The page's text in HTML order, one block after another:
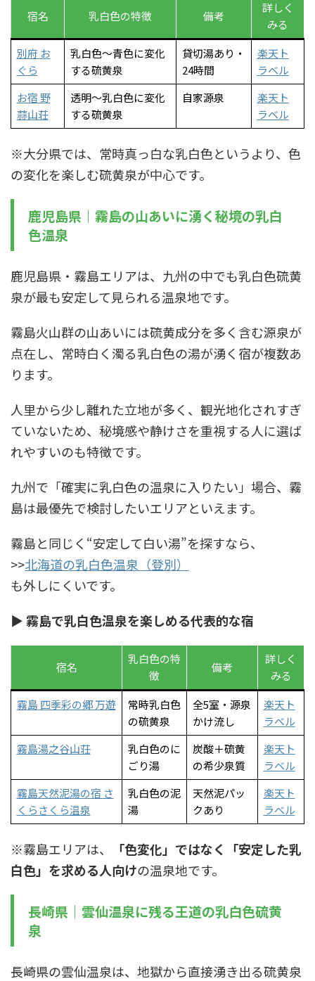
宿名 乳白色の特徴 備考
詳しく
みる
別府 お
ぐら
乳白色〜青色に変化
する硫黄泉
貸切湯あり・
24時間
楽天ト
ラベル
お宿 野
蒜山荘
透明〜乳白色に変化
する硫黄泉
自家源泉
楽天ト
ラベル
※大分県では、常時真っ白な乳白色というより、色
の変化を楽しむ硫黄泉が中心です。
鹿児島県｜霧島の山あいに湧く秘境の乳白
色温泉
鹿児島県・霧島エリアは、九州の中でも乳白色硫黄
泉が最も安定して見られる温泉地です。
霧島火山群の山あいには硫黄成分を多く含む源泉が
点在し、常時白く濁る乳白色の湯が湧く宿が複数あ
ります。
人里から少し離れた立地が多く、観光地化されすぎ
ていないため、秘境感や静けさを重視する人に選ば
れやすいのも特徴です。
九州で「確実に乳白色の温泉に入りたい」場合、霧
島は最優先で検討したいエリアといえます。
霧島と同じく“安定して白い湯”を探すなら、
>>北海道の乳白色温泉（登別）
も外しにくいです。
▶ 霧島で乳白色温泉を楽しめる代表的な宿
宿名
乳白色の特
徴
備考
詳しく
みる
霧島 四季彩の郷 万遊
常時乳白色
の硫黄泉
全5室・源泉
かけ流し
楽天ト
ラベル
霧島湯之谷山荘
乳白色のに
ごり湯
炭酸＋硫黄
の希少泉質
楽天ト
ラベル
霧島天然泥湯の宿 さ
くらさくら温泉
乳白色の泥
湯
天然泥パッ
クあり
楽天ト
ラベル
※霧島エリアは、
「色変化」ではなく「安定した乳
白色」を求める人向けの温泉地です。
長崎県｜雲仙温泉に残る王道の乳白色硫黄
泉
長崎県の雲仙温泉は、地獄から直接湧き出る硫黄泉